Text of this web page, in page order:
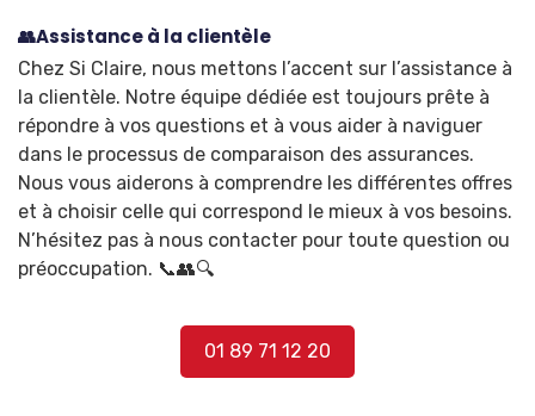
👥Assistance à la clientèle
Chez Si Claire, nous mettons l’accent sur l’assistance à
la clientèle. Notre équipe dédiée est toujours prête à
répondre à vos questions et à vous aider à naviguer
dans le processus de comparaison des assurances.
Nous vous aiderons à comprendre les différentes offres
et à choisir celle qui correspond le mieux à vos besoins.
N’hésitez pas à nous contacter pour toute question ou
préoccupation. 📞👥🔍
01 89 71 12 20